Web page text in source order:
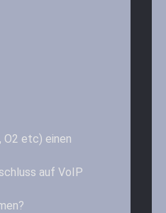
O2 etc) einen
auf VoIP